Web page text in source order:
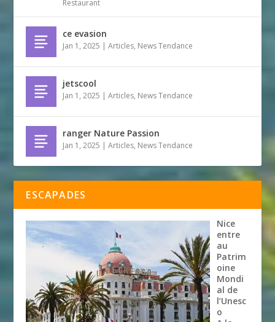
Restaurant
ce evasion
Jan 1, 2025 |Articles, News Tendance
jetscool
Jan 1, 2025 |Articles, News Tendance
ranger Nature Passion
Jan 1, 2025 |Articles, News Tendance
ESCAPADES
Nice
entre
au
Patrim
oine
Mondi
al de
l’Unesc
o